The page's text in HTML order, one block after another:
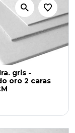
gris -
oro 2 caras